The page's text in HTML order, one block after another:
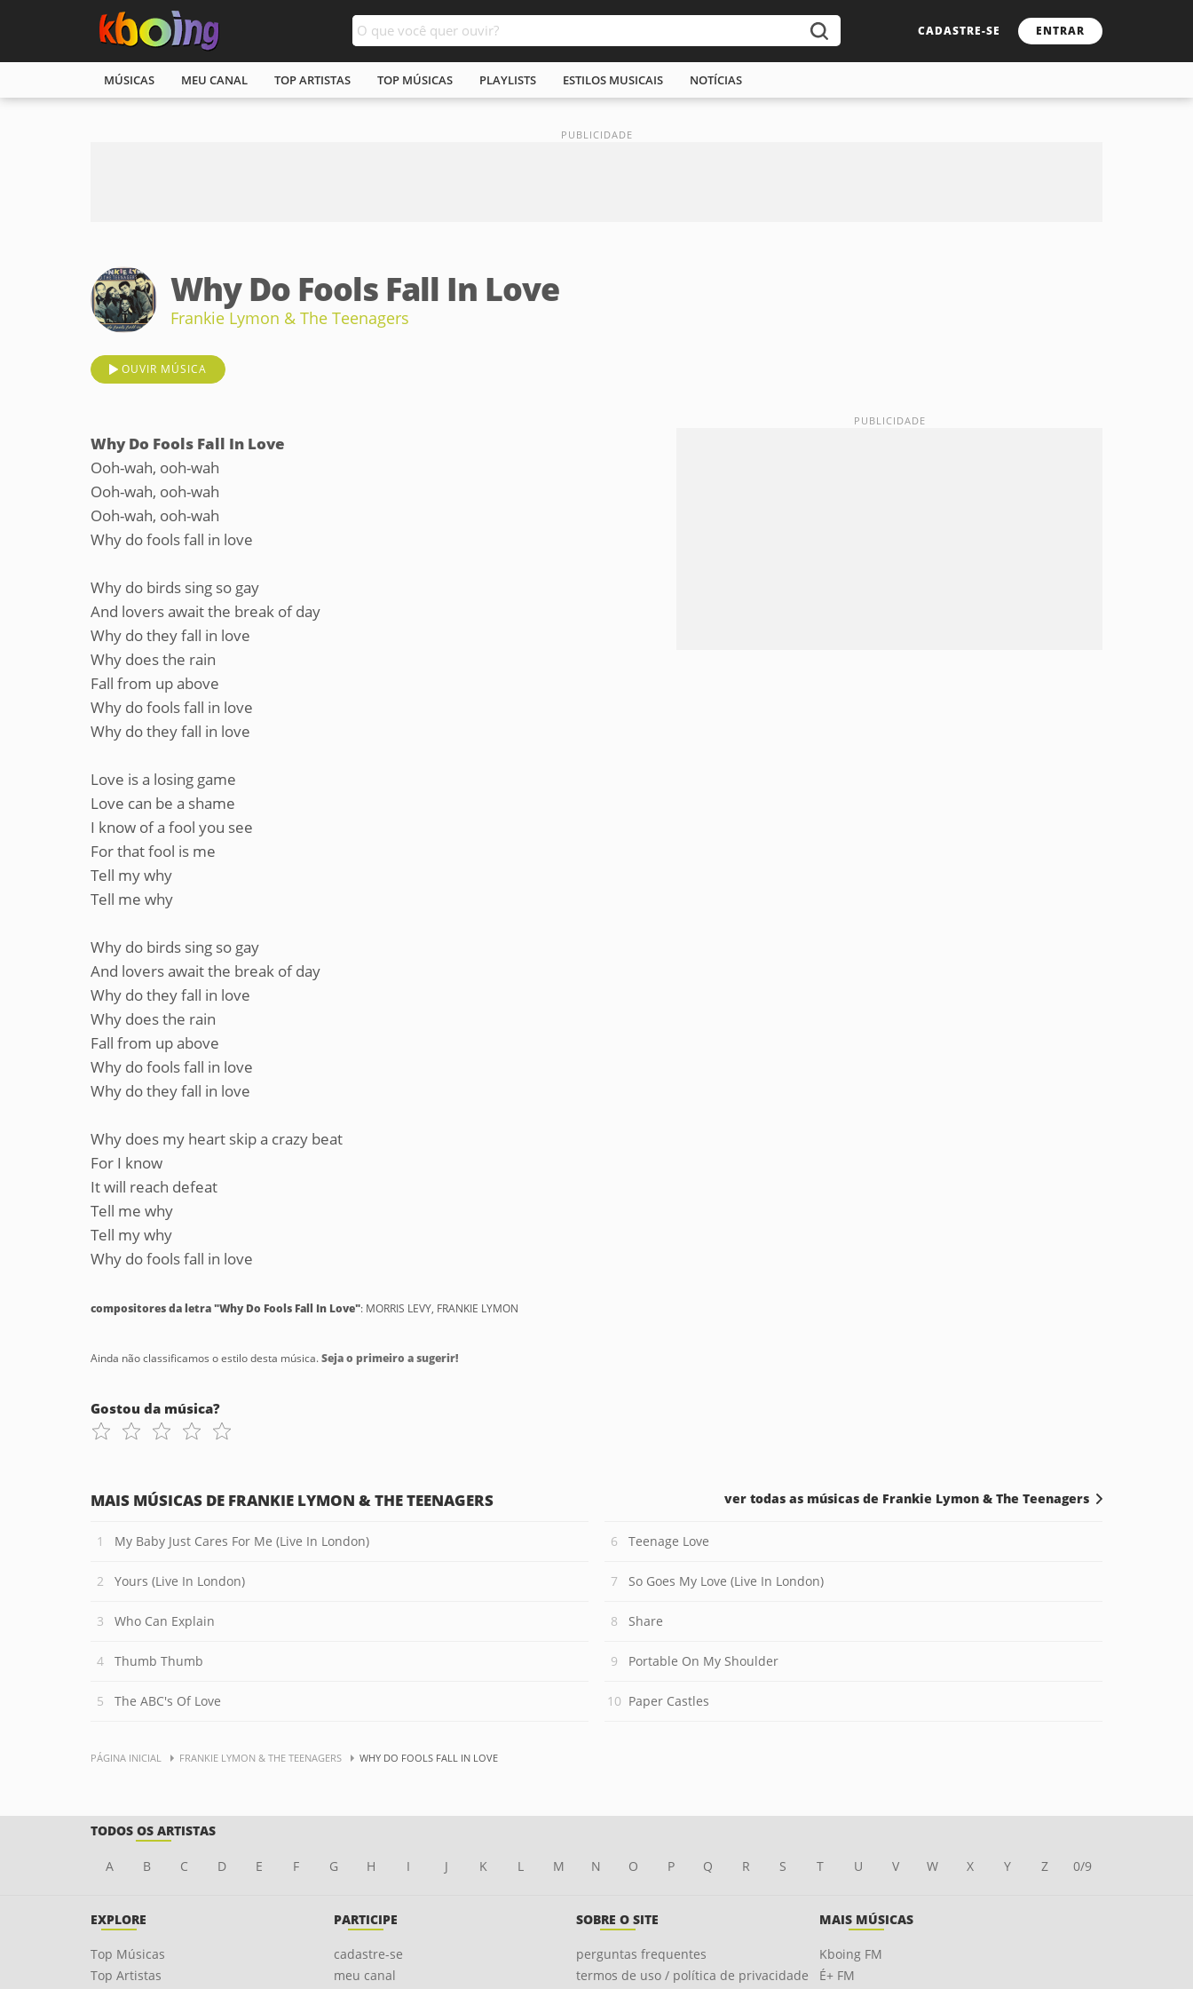
CADASTRE-SE ENTRAR
MÚSICAS MEU CANAL TOP ARTISTAS TOP MÚSICAS PLAYLISTS ESTILOS MUSICAIS NOTÍCIAS
Why Do Fools Fall In Love
Frankie Lymon & The Teenagers
OUVIR MÚSICA
Why Do Fools Fall In Love
Ooh-wah, ooh-wah
Ooh-wah, ooh-wah
Ooh-wah, ooh-wah
Why do fools fall in love
Why do birds sing so gay
And lovers await the break of day
Why do they fall in love
Why does the rain
Fall from up above
Why do fools fall in love
Why do they fall in love
Love is a losing game
Love can be a shame
I know of a fool you see
For that fool is me
Tell my why
Tell me why
Why do birds sing so gay
And lovers await the break of day
Why do they fall in love
Why does the rain
Fall from up above
Why do fools fall in love
Why do they fall in love
Why does my heart skip a crazy beat
For I know
It will reach defeat
Tell me why
Tell my why
Why do fools fall in love
compositores da letra "Why Do Fools Fall In Love": MORRIS LEVY, FRANKIE LYMON
Ainda não classificamos o estilo desta música.Seja o primeiro a sugerir!
Gostou da música?
MAIS MÚSICAS DE FRANKIE LYMON & THE TEENAGERS
My Baby Just Cares For Me (Live In London)
Yours (Live In London)
Who Can Explain
Thumb Thumb
The ABC's Of Love
Teenage Love
So Goes My Love (Live In London)
Share
Portable On My Shoulder
Paper Castles
ver todas as músicas de Frankie Lymon & The Teenagers
PÁGINA INICIAL FRANKIE LYMON & THE TEENAGERS WHY DO FOOLS FALL IN LOVE
TODOS OS ARTISTAS
A B C D E F G H I J K L M N O P Q R S T U V W X Y Z 0/9
EXPLORE
Top Músicas
Top Artistas
PARTICIPE
cadastre-se
meu canal
SOBRE O SITE
perguntas frequentes
termos de uso / política de privacidade
MAIS MÚSICAS
Kboing FM
É+ FM